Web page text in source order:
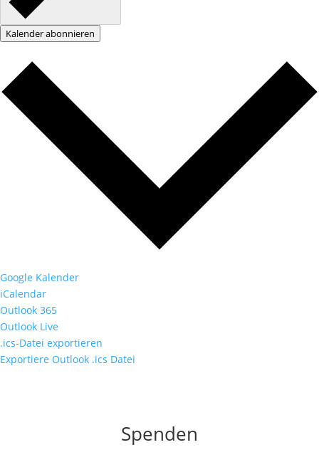
Kalender abonnieren
Google Kalender
iCalendar
Outlook 365
Outlook Live
.ics-Datei exportieren
Exportiere Outlook .ics Datei
Spenden